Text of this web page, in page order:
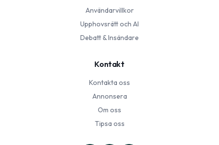
Användarvillkor
Upphovsrätt och AI
Debatt & Insändare
Kontakt
Kontakta oss
Annonsera
Om oss
Tipsa oss